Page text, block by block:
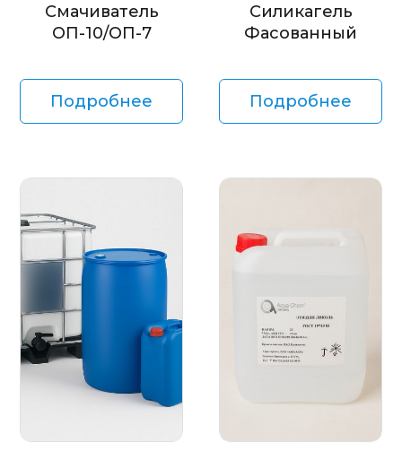
Смачиватель
ОП-10/ОП-7
Подробнее
Силикагель
Фасованный
Подробнее